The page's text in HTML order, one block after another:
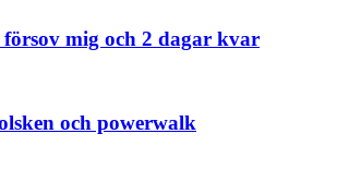
mig och 2 dagar kvar
och powerwalk